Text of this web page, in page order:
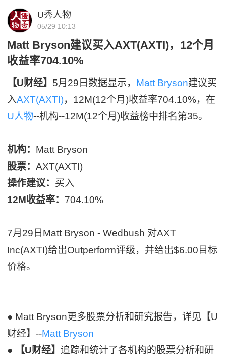
U秀人物
05/29 10:13
Matt Bryson建议买入AXT(AXTI)，12个月
收益率704.10%
【U财经】 5月29日数据显示， Matt Bryson建议买
入AXT(AXTI)，12M(12个月)收益率704.10%，在
U人物--机构--12M(12个月)收益榜中排名第35。
机构： Matt Bryson
股票：AXT(AXTI)
操作建议： 买入
12M收益率： 704.10%
7月29日Matt Bryson - Wedbush 对AXT
Inc(AXTI)给出Outperform评级，并给出$6.00目标
价格。
● Matt Bryson更多股票分析和研究报告，详见【U
财经】--Matt Bryson
●
【U财经】追踪和统计了各机构的股票分析和研